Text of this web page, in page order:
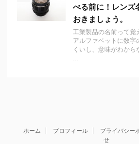
べる前に！レンズ
おきましょう。
工業製品の名前って覚
アルファベットに数字
くいし、意味がわか
ホーム プロフィール プライバシー
せ